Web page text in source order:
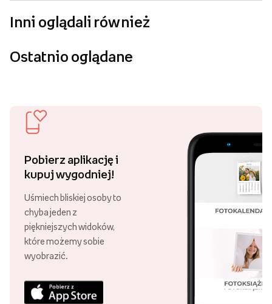
Inni oglądali również
Ostatnio oglądane
Pobierz aplikację i
kupuj wygodniej!
Uśmiech bliskiej osoby to
chyba jeden z
piękniejszych widoków,
które możemy sobie
wyobrazić.